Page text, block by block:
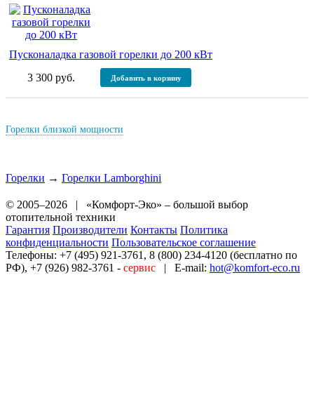
Пусконаладка газовой горелки до 200 кВт
3 300 руб.
Добавить в корзину
Горелки близкой мощности
Горелки → Горелки Lamborghini
© 2005–2026 | «Комфорт-Эко» – большой выбор
отопительной техники
Гарантия Производители Контакты Политика
конфиденциальности Пользовательское соглашение
Телефоны: +7 (495) 921-3761, 8 (800) 234-4120 (бесплатно по
РФ), +7 (926) 982-3761 - сервис | E-mail: hot@komfort-eco.ru